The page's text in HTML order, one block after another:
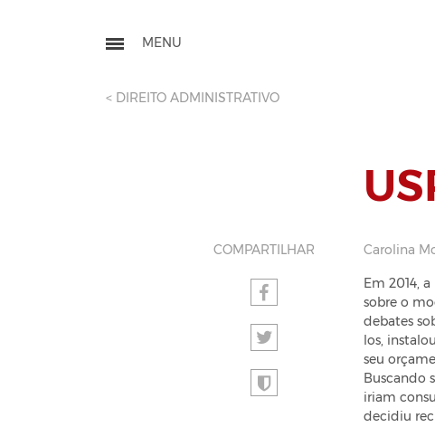
< DIREITO ADMINISTRATIVO
COMPARTILHAR Carolina
Em 2014,
sobre o
debates
los,
seu
Buscando
iriam
decidiu